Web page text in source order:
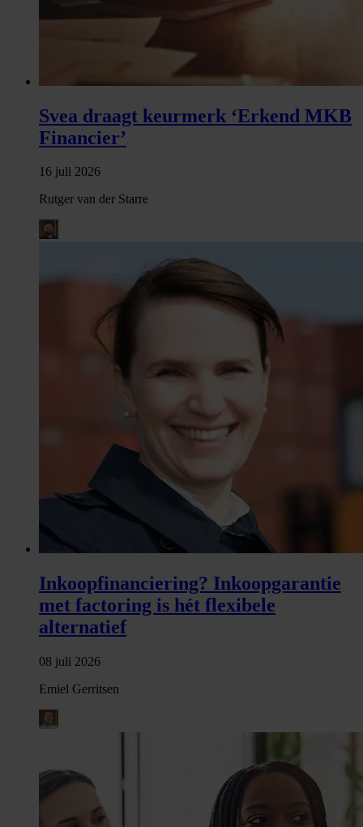
Svea draagt keurmerk ‘Erkend MKB
Financier’
16 juli 2026
Rutger van der Starre
Inkoopfinanciering? Inkoopgarantie
met factoring is hét flexibele
alternatief
08 juli 2026
Emiel Gerritsen